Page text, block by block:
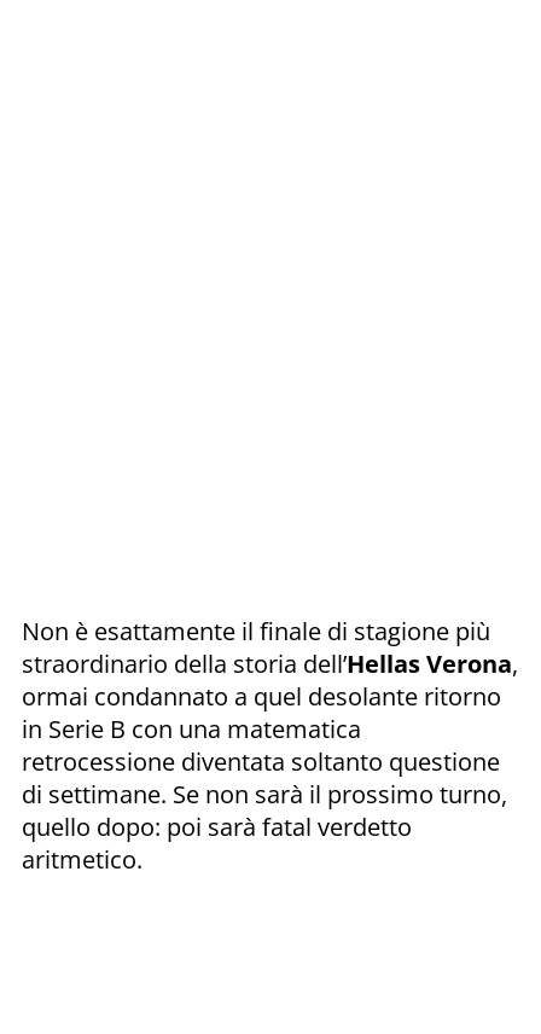
Non è esattamente il finale di stagione più
straordinario della storia dell’Hellas Verona,
ormai condannato a quel desolante ritorno
in Serie B con una matematica
retrocessione diventata soltanto questione
di settimane. Se non sarà il prossimo turno,
quello dopo: poi sarà fatal verdetto
aritmetico.